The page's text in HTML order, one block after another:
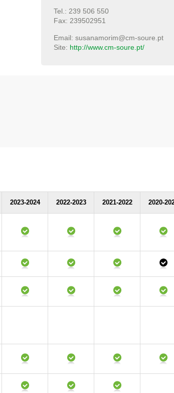
Tel.: 239 506 550
Fax: 239502951
Email: susanamorim@cm-soure.pt
Site: http://www.cm-soure.pt/
2023-2024 2022-2023 2021-2022 2020-